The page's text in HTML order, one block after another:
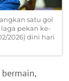
satu gol
pekan ke-
2026) dini hari